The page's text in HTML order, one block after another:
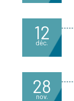
12
déc.
28
nov.